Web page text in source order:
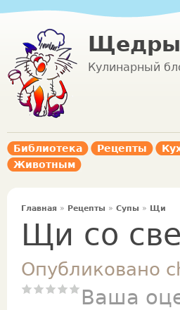
Кулинарный
Библиотека Рецепты
Животным
Главная » Рецепты » Супы » Щи
Щи со
Опубликовано
Ваша